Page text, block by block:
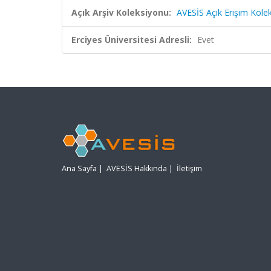
Açık Arşiv Koleksiyonu: AVESİS Açık Erişim
Erciyes Üniversitesi Adresli: Evet
Ana Sayfa | AVESİS Hakkında | İletişim